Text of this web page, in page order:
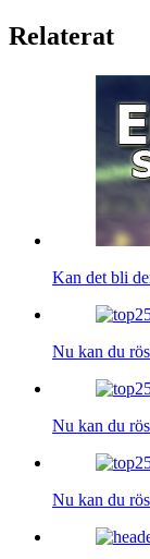
Relaterat
Kan det bli
Nu kan du
Nu kan du
Nu kan du